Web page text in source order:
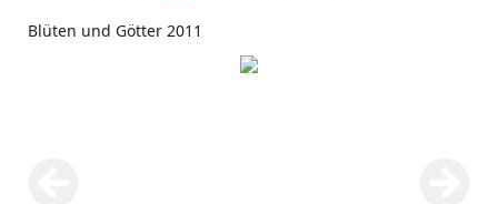
Blüten und Götter 2011